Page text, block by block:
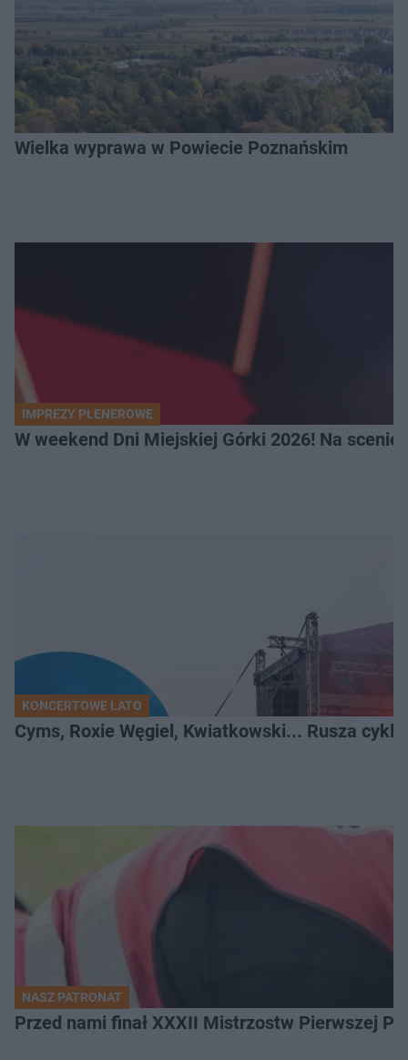
Wielka wyprawa w Powiecie Poznańskim
IMPREZY PLENEROWE
W weekend Dni Miejskiej Górki 2026! Na scenie
KONCERTOWE LATO
Cyms, Roxie Węgiel, Kwiatkowski... Rusza cykl
NASZ PATRONAT
Przed nami finał XXXII Mistrzostw Pierwszej